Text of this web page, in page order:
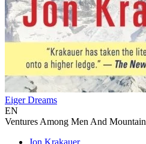
Eiger Dreams
EN
Ventures Among Men And